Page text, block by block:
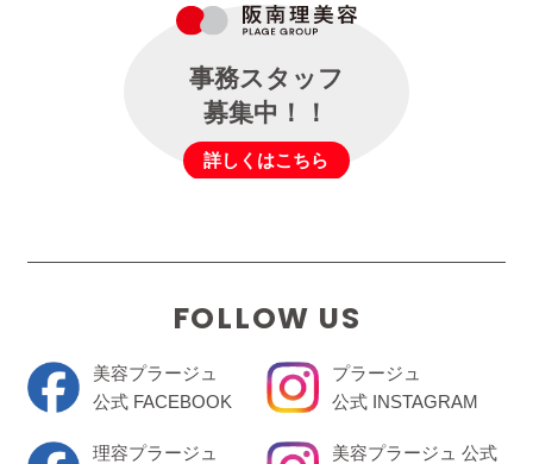
事務スタッフ
募集中！！
詳しくはこちら
FOLLOW US
美容プラージュ
公式 FACEBOOK
理容プラージュ
プラージュ
公式 INSTAGRAM
美容プラージュ 公式